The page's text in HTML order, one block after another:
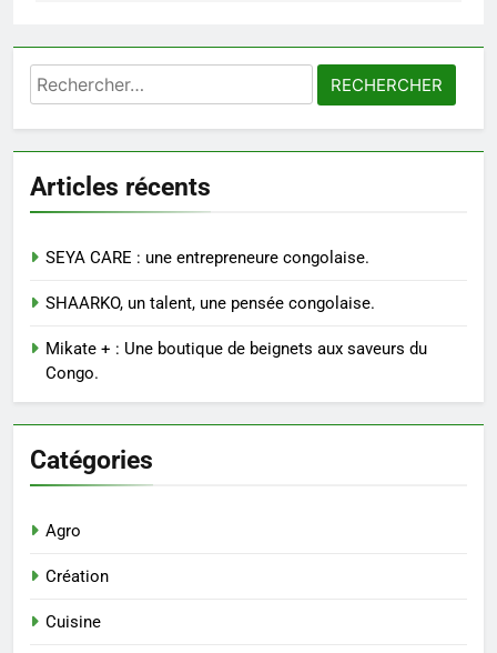
Rechercher :
Articles récents
SEYA CARE : une entrepreneure congolaise.
SHAARKO, un talent, une pensée congolaise.
Mikate + : Une boutique de beignets aux saveurs du
Congo.
Catégories
Agro
Création
Cuisine